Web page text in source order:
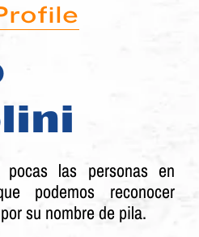
las personas en
podemos reconocer
su nombre de pila.​​